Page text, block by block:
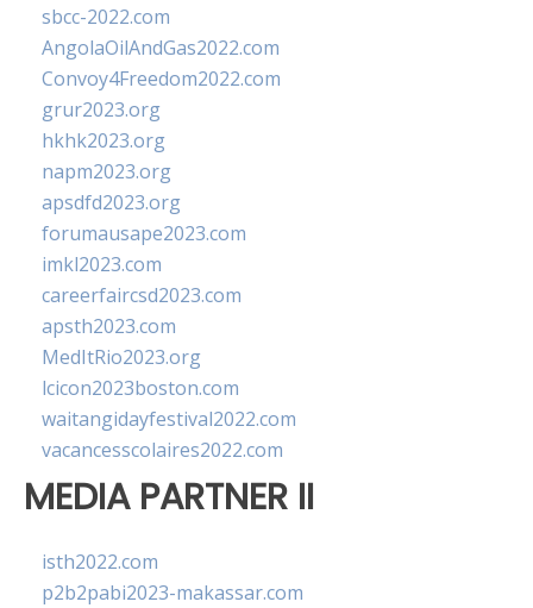
sbcc-2022.com
AngolaOilAndGas2022.com
Convoy4Freedom2022.com
grur2023.org
hkhk2023.org
napm2023.org
apsdfd2023.org
forumausape2023.com
imkl2023.com
careerfaircsd2023.com
apsth2023.com
MedItRio2023.org
lcicon2023boston.com
waitangidayfestival2022.com
vacancesscolaires2022.com
MEDIA PARTNER II
isth2022.com
p2b2pabi2023-makassar.com